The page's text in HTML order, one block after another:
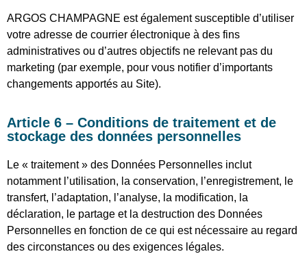
ARGOS CHAMPAGNE est également susceptible d’utiliser
votre adresse de courrier électronique à des fins
administratives ou d’autres objectifs ne relevant pas du
marketing (par exemple, pour vous notifier d’importants
changements apportés au Site).
Article 6 – Conditions de traitement et de
stockage des données personnelles
Le « traitement » des Données Personnelles inclut
notamment l’utilisation, la conservation, l’enregistrement, le
transfert, l’adaptation, l’analyse, la modification, la
déclaration, le partage et la destruction des Données
Personnelles en fonction de ce qui est nécessaire au regard
des circonstances ou des exigences légales.